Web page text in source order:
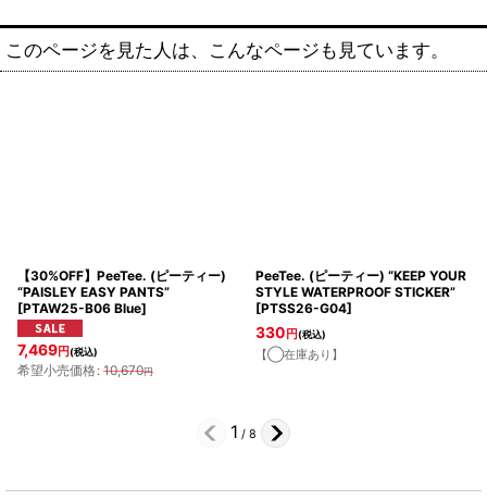
このページを見た人は、こんなページも見ています。
【30%OFF】PeeTee. (ピーティー)
“PAISLEY EASY PANTS”
[PTAW25-B06 Blue]
7,469円(税込)
希望小売価格: 10,670円
PeeTee. (ピーティー) “KEEP YOUR
STYLE WATERPROOF STICKER”
[PTSS26-G04]
330 円(税込)
【◯在庫あり】
1 / 8